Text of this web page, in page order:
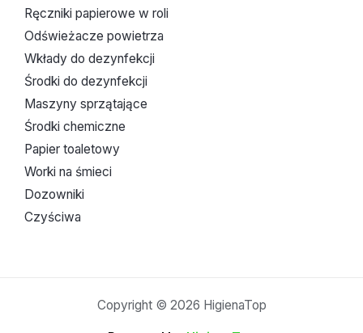
Ręczniki papierowe w roli
Odświeżacze powietrza
Wkłady do dezynfekcji
Środki do dezynfekcji
Maszyny sprzątające
Środki chemiczne
Papier toaletowy
Worki na śmieci
Dozowniki
Czyściwa
Copyright © 2026 HigienaTop